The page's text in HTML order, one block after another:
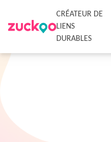
CRÉATEUR DE
LIENS
DURABLES